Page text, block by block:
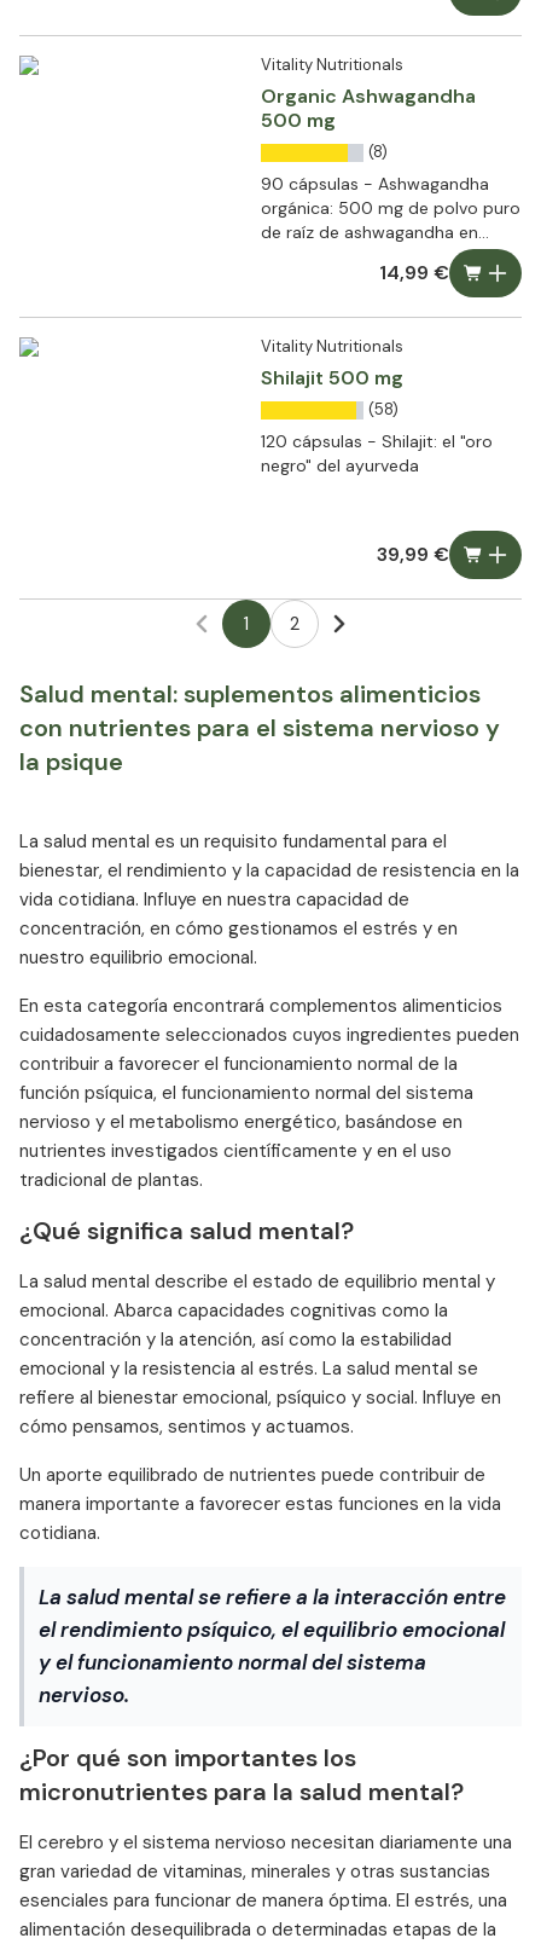
Vitality Nutritionals
Organic Ashwagandha
500 mg
(8)
90 cápsulas - Ashwagandha
orgánica: 500 mg de polvo puro
de raíz de ashwagandha en
14,99 €
Vitality Nutritionals
Shilajit 500 mg
(58)
120 cápsulas - Shilajit: el "oro
negro" del ayurveda
39,99 €
1 2
Salud mental: suplementos alimenticios
con nutrientes para el sistema nervioso y
la psique
La salud mental es un requisito fundamental para el
bienestar, el rendimiento y la capacidad de resistencia en la
vida cotidiana. Influye en nuestra capacidad de
concentración, en cómo gestionamos el estrés y en
nuestro equilibrio emocional.
En esta categoría encontrará complementos alimenticios
cuidadosamente seleccionados cuyos ingredientes pueden
contribuir a favorecer el funcionamiento normal de la
función psíquica, el funcionamiento normal del sistema
nervioso y el metabolismo energético, basándose en
nutrientes investigados científicamente y en el uso
tradicional de plantas.
¿Qué significa salud mental?
La salud mental describe el estado de equilibrio mental y
emocional. Abarca capacidades cognitivas como la
concentración y la atención, así como la estabilidad
emocional y la resistencia al estrés. La salud mental se
refiere al bienestar emocional, psíquico y social. Influye en
cómo pensamos, sentimos y actuamos.
Un aporte equilibrado de nutrientes puede contribuir de
manera importante a favorecer estas funciones en la vida
cotidiana.
La salud mental se refiere a la interacción entre
el rendimiento psíquico, el equilibrio emocional
y el funcionamiento normal del sistema
nervioso.
¿Por qué son importantes los
micronutrientes para la salud mental?
El cerebro y el sistema nervioso necesitan diariamente una
gran variedad de vitaminas, minerales y otras sustancias
esenciales para funcionar de manera óptima. El estrés, una
alimentación desequilibrada o determinadas etapas de la